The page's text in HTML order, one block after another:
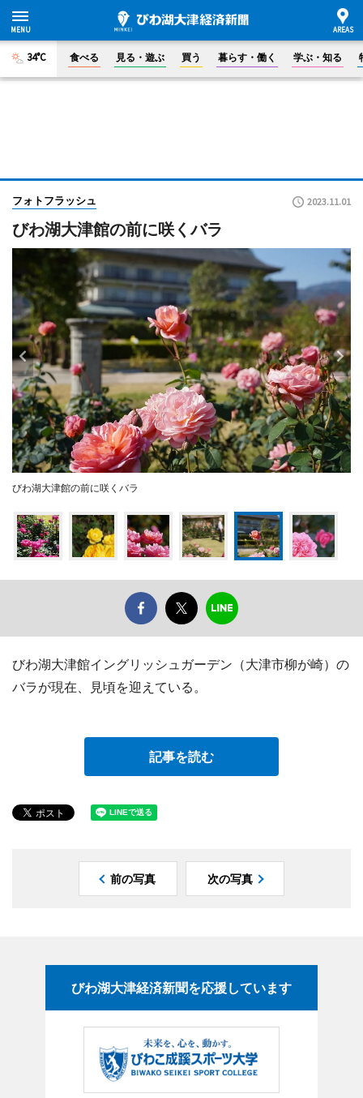
34°C 食べる 見る・遊ぶ 買う 暮らす・働く 学ぶ・知る
フォトフラッシュ 2023.11.01
びわ湖大津館の前に咲くバラ
びわ湖大津館の前に咲くバラ
びわ湖大津館イングリッシュガーデン（大津市柳が崎）の
バラが現在、見頃を迎えている。
記事を読む
前の写真 次の写真
びわ湖大津経済新聞を応援しています